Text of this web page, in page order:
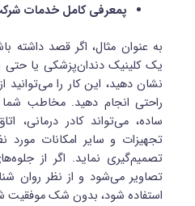
پمعرفی کامل خدمات
به عنوان مثال، اگر قصد داشته
یک کلینیک دندان‌پزشکی یا
راحتی انجام دهید. مخاطب
ساده، می‌تواند کادر درمانی،
تجهیزات و سایر امکانات مورد
تصمیم‌گیری نماید. اگر از
تصاویر می‌شود و از نظر روان
استفاده شود، بدون شک موفقیت